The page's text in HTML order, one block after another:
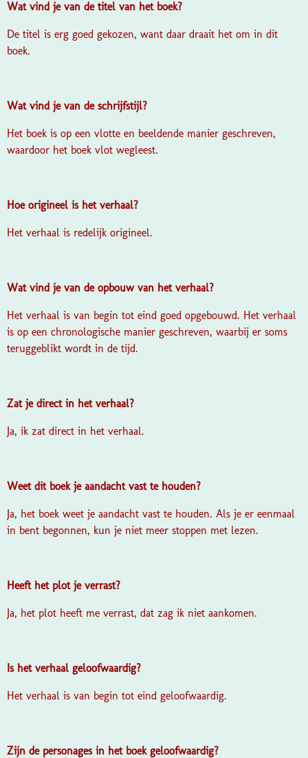
Wat vind je van de titel van het boek?
De titel is erg goed gekozen, want daar draait het om in dit
boek.
Wat vind je van de schrijfstijl?
Het boek is op een vlotte en beeldende manier geschreven,
waardoor het boek vlot wegleest.
Hoe origineel is het verhaal?
Het verhaal is redelijk origineel.
Wat vind je van de opbouw van het verhaal?
Het verhaal is van begin tot eind goed opgebouwd. Het verhaal
is op een chronologische manier geschreven, waarbij er soms
teruggeblikt wordt in de tijd.
Zat je direct in het verhaal?
Ja, ik zat direct in het verhaal.
Weet dit boek je aandacht vast te houden?
Ja, het boek weet je aandacht vast te houden. Als je er eenmaal
in bent begonnen, kun je niet meer stoppen met lezen.
Heeft het plot je verrast?
Ja, het plot heeft me verrast, dat zag ik niet aankomen.
Is het verhaal geloofwaardig?
Het verhaal is van begin tot eind geloofwaardig.
Zijn de personages in het boek geloofwaardig?